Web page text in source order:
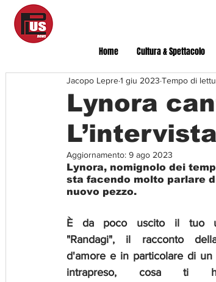
Home Cultura & Spettacolo
Lynora
L’intervista
Jacopo Lepre1 giu 2023 Tempo di
Aggiornamento: 9 ago 2023
Lynora, nomignolo dei
sta facendo molto parlare
nuovo pezzo.
È da poco uscito il tuo
"Randagi", il racconto
d'amore e in particolare di
intrapreso, cosa ti